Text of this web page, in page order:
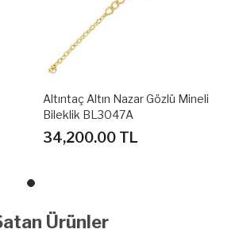
Altıntaç Altın Kutup Yıldızlı Mineli
Bileklik BL3046A
30,300.00 TL
Ürünler